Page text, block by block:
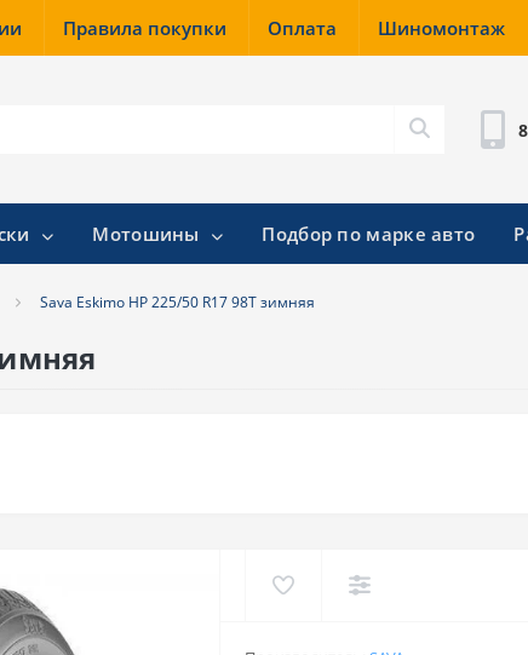
Правила покупки Оплата Шиномонтаж
Мотошины Подбор по марке авто
Sava Eskimo HP 225/50 R17 98T зимняя